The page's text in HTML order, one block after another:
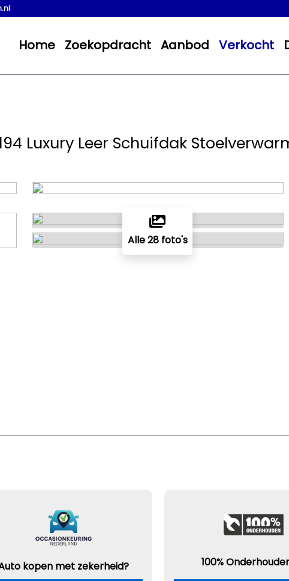
Home Zoekopdracht Aanbod Verkocht
Luxury Leer Schuifdak
Alle 28 foto's
kopen met zekerheid?
100%